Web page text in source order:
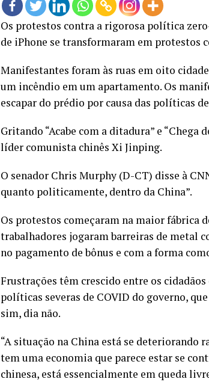
Os protestos contra a rigorosa política
de iPhone se transformaram em protestos
Manifestantes foram às ruas em oito
um incêndio em um apartamento. Os
escapar do prédio por causa das políticas
Gritando “Acabe com a ditadura” e
líder comunista chinês Xi Jinping.
O senador Chris Murphy (D-CT) disse à
quanto politicamente, dentro da China”.
Os protestos começaram na maior fábrica
trabalhadores jogaram barreiras de metal
no pagamento de bônus e com a forma
Frustrações têm crescido entre os
políticas severas de COVID do governo,
sim, dia não.
“A situação na China está se deteriorando
tem uma economia que parece estar se
chinesa, está essencialmente em queda